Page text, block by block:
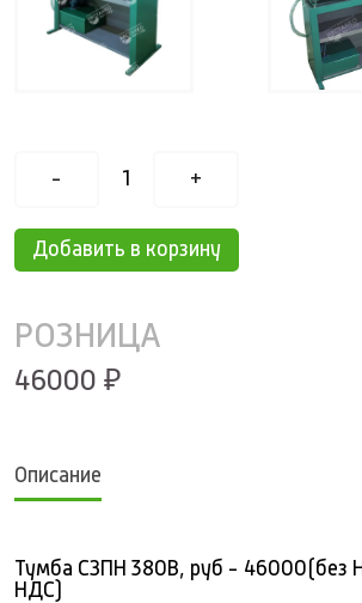
- 1 +
Добавить в корзину
РОЗНИЦА
46000 ₽
Описание
Тумба СЗПН 380В, руб - 46000(без
НДС)